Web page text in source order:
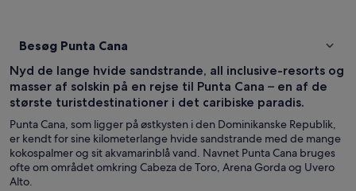
Besøg Punta Cana
Nyd de lange hvide sandstrande, all inclusive-resorts og
masser af solskin på en rejse til Punta Cana – en af de
største turistdestinationer i det caribiske paradis.
Punta Cana, som ligger på østkysten i den Dominikanske Republik,
er kendt for sine kilometerlange hvide sandstrande med de mange
kokospalmer og sit akvamarinblå vand. Navnet Punta Cana bruges
ofte om området omkring Cabeza de Toro, Arena Gorda og Uvero
Alto.